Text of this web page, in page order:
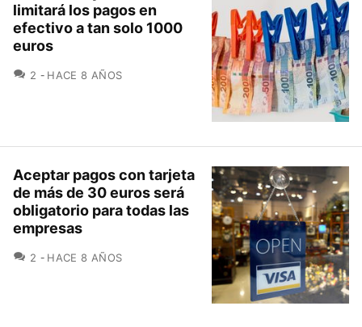
limitará los pagos en
efectivo a tan solo 1000
euros
2 COMENTARIOS
HACE 8 AÑOS
Aceptar pagos con tarjeta
de más de 30 euros será
obligatorio para todas las
empresas
2 COMENTARIOS
HACE 8 AÑOS